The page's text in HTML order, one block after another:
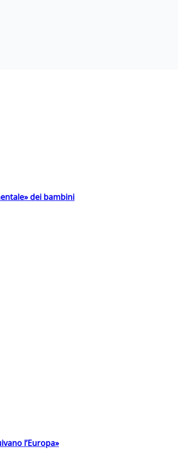
dei bambini
l’Europa»